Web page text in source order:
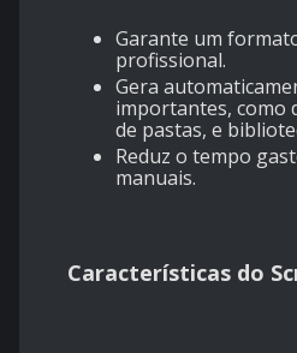
Garante um
profissional.
Gera
importantes, como
de pastas, e
Reduz o tempo
manuais.
Características do